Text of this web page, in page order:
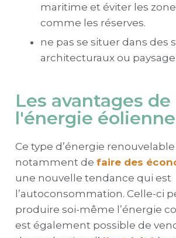
maritime et éviter les
comme les réserves.
ne pas se situer dans des
architecturaux ou
Les avantages de
l'énergie éolienne
Ce type d’énergie
notamment de faire des
une nouvelle tendance qui est
l’autoconsommation. Celle-ci
produire soi-même l’énergie
est également possible de